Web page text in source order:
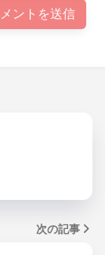
次の記事